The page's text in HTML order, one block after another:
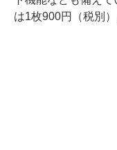
は1枚900円（税別）